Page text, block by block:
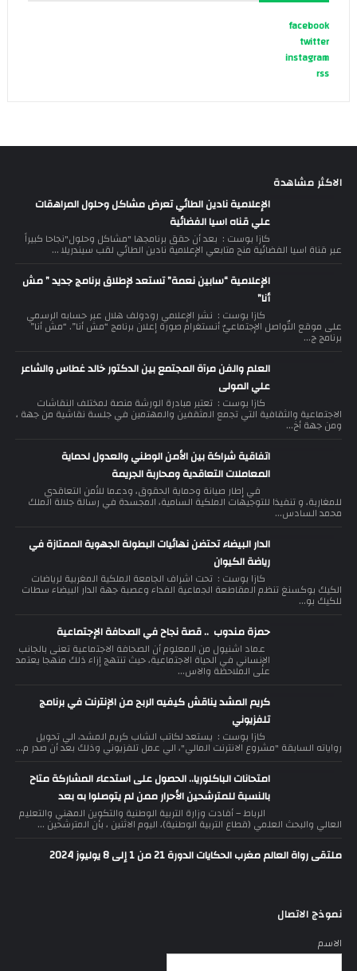
facebook
twitter
instagram
rss
الاكثر مشاهدة
الإعلامية نادين الطائي تعرض مشاكل وحلول المراهقات
علي قناه اسيا الفضائية
كازا بوست : بعد أن حقق برنامجها "مشاكل وحلول"نجاحا كبيراً
عبر قناة اسيا الفضائية منح متابعي الإعلامية نادين الطائي لقب سيندريلا ...
الإعلامية “سابين نعمة” تستعد لإطلاق برنامج جديد ” مش
أنا”
كازا بوست : نشر الإعلامي رودولف هلال عبر حسابه الرسمي
على موقع التّواصل الإجتماعيّ أنستغرام صورة إعلان برنامج “مش أنا”. “مش أنا”
برنامج ج...
العلم والفن مرآة المجتمع بين الدكتور خالد غطاس والشاعر
علي المولى
كازا بوست : تعتبر مبادرة الورشة منصة لمختلف النقاشات
الاجتماعية والثقافية التي تجمع المثقفين والمهتمين في جلسة نقاشية من جهة ،
ومن جهة أخ...
اتفاقية شراكة بين الأمن الوطني والعدول لحماية
المعاملات التعاقدية ومحاربة الجريمة
في إطار صيانة وحماية الحقوق، ودعما للأمن التعاقدي
للمغاربة، و تنفيذا للتوجيهات الملكية السامية، المجسدة في رسالة جلالة الملك
محمد السادس...
الدار البيضاء تحتضن نهائيات البطولة الجهوية الممتازة في
رياضة الكيوان
كازا بوست : تحت اشراف الجامعة الملكية المغربية لرياضات
الكيك بوكسنغ تنظم المقاطعة الجماعية الفداء وعصبة جهة الدار البيضاء سطات
للكيك بو...
حمزة مندوب .. قصة نجاح في الصحافة الإجتماعية
عماد اشنيول من المعلوم أن الصحافة الاجتماعية تعنى بالجانب
الإنساني في الحياة الاجتماعية، حيث تنتهج إزاء ذلك منهجا يعتمد
على الملاحظة والاس...
كريم المشد يناقش كيفيه الربح من الإنترنت في برنامج
تلفزيوني
كازا بوست : يستعد لكاتب الشاب كريم المشد، الي تحويل
رواياته السابقة "مشروع الانترنت المالي"، الي عمل تلفزيوني وذلك بعد أن صدر م...
امتحانات الباكلوريا.. الحصول على استدعاء المشاركة متاح
بالنسبة للمترشحين الأحرار ممن لم يتوصلوا به بعد
الرباط – أفادت وزارة التربية الوطنية والتكوين المهني والتعليم
العالي والبحث العلمي (قطاع التربية الوطنية)، اليوم الاثنين ، بأن المترشحين ...
ملتقى رواة العالم مغرب الحكايات الدورة 21 من 1 إلى 8 يوليوز 2024
نموذج الاتصال
الاسم